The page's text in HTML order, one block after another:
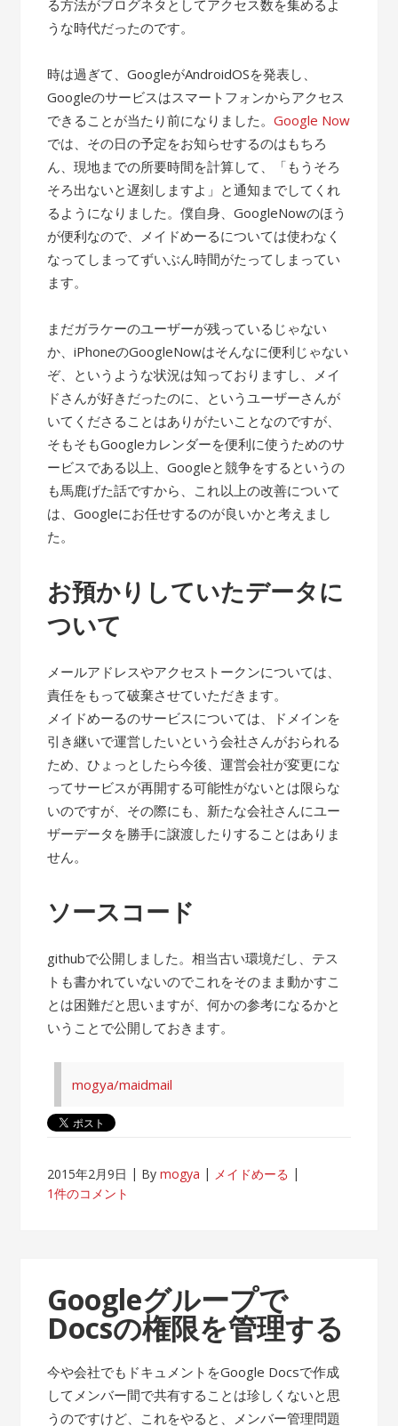
る方法がブログネタとしてアクセス数を集めるよ
うな時代だったのです。
時は過ぎて、GoogleがAndroidOSを発表し、
Googleのサービスはスマートフォンからアクセス
できることが当たり前になりました。Google Now
では、その日の予定をお知らせするのはもちろ
ん、現地までの所要時間を計算して、「もうそろ
そろ出ないと遅刻しますよ」と通知までしてくれ
るようになりました。僕自身、GoogleNowのほう
が便利なので、メイドめーるについては使わなく
なってしまってずいぶん時間がたってしまってい
ます。
まだガラケーのユーザーが残っているじゃない
か、iPhoneのGoogleNowはそんなに便利じゃない
ぞ、というような状況は知っておりますし、メイ
ドさんが好きだったのに、というユーザーさんが
いてくださることはありがたいことなのですが、
そもそもGoogleカレンダーを便利に使うためのサ
ービスである以上、Googleと競争をするというの
も馬鹿げた話ですから、これ以上の改善について
は、Googleにお任せするのが良いかと考えまし
た。
お預かりしていたデータに
ついて
メールアドレスやアクセストークンについては、
責任をもって破棄させていただきます。
メイドめーるのサービスについては、ドメインを
引き継いで運営したいという会社さんがおられる
ため、ひょっとしたら今後、運営会社が変更にな
ってサービスが再開する可能性がないとは限らな
いのですが、その際にも、新たな会社さんにユー
ザーデータを勝手に譲渡したりすることはありま
せん。
ソースコード
githubで公開しました。相当古い環境だし、テス
トも書かれていないのでこれをそのまま動かすこ
とは困難だと思いますが、何かの参考になるかと
いうことで公開しておきます。
mogya/maidmail
2015年2月9日 Bymogya
メイドめーる
1件のコメント
Googleグループで
Docsの権限を管理する
今や会社でもドキュメントをGoogle Docsで作成
してメンバー間で共有することは珍しくないと思
うのですけど、これをやると、メンバー管理問題